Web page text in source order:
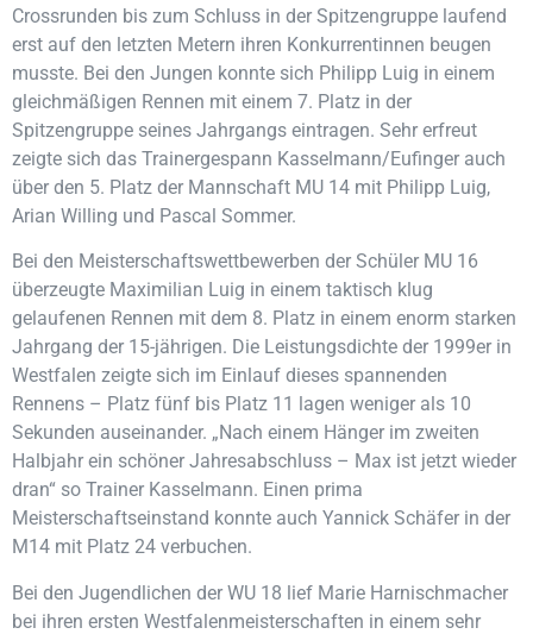
Crossrunden bis zum Schluss in der Spitzengruppe laufend
erst auf den letzten Metern ihren Konkurrentinnen beugen
musste. Bei den Jungen konnte sich Philipp Luig in einem
gleichmäßigen Rennen mit einem 7. Platz in der
Spitzengruppe seines Jahrgangs eintragen. Sehr erfreut
zeigte sich das Trainergespann Kasselmann/Eufinger auch
über den 5. Platz der Mannschaft MU 14 mit Philipp Luig,
Arian Willing und Pascal Sommer.
Bei den Meisterschaftswettbewerben der Schüler MU 16
überzeugte Maximilian Luig in einem taktisch klug
gelaufenen Rennen mit dem 8. Platz in einem enorm starken
Jahrgang der 15-jährigen. Die Leistungsdichte der 1999er in
Westfalen zeigte sich im Einlauf dieses spannenden
Rennens – Platz fünf bis Platz 11 lagen weniger als 10
Sekunden auseinander. „Nach einem Hänger im zweiten
Halbjahr ein schöner Jahresabschluss – Max ist jetzt wieder
dran“ so Trainer Kasselmann. Einen prima
Meisterschaftseinstand konnte auch Yannick Schäfer in der
M14 mit Platz 24 verbuchen.
Bei den Jugendlichen der WU 18 lief Marie Harnischmacher
bei ihren ersten Westfalenmeisterschaften in einem sehr